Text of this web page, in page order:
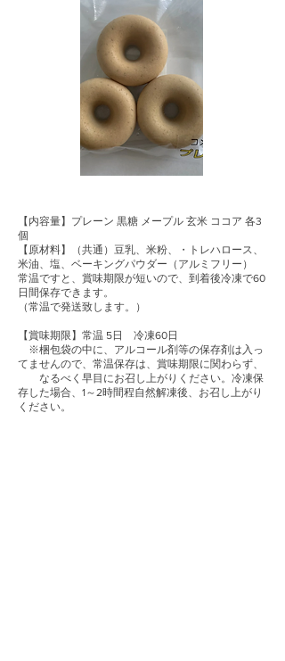
【内容量】プレーン 黒糖 メープル 玄米 ココア 各3
個
【原材料】（共通）豆乳、米粉、・トレハロース、
米油、塩、ベーキングパウダー（アルミフリー）
常温ですと、賞味期限が短いので、到着後冷凍で60
日間保存できます。
（常温で発送致します。）
【賞味期限】常温 5日 冷凍60日
※梱包袋の中に、アルコール剤等の保存剤は入っ
てませんので、常温保存は、賞味期限に関わらず、
なるべく早目にお召し上がりください。冷凍保
存した場合、1～2時間程自然解凍後、お召し上がり
ください。